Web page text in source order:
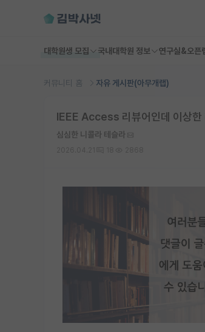
대학원생 모집 국내대학원 정보 연구실&오픈
커뮤니티 홈 자유 게시판(아무개랩)
IEEE Access 리뷰어인데 이상한
심심한 니콜라 테슬라